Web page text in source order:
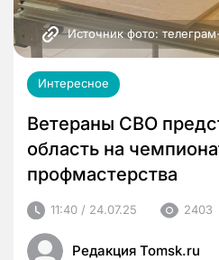
Источник фото:
Интересное
Ветераны СВО
область на
профмастерства
11:40 / 24.07.25 2403
Редакция Tomsk.ru